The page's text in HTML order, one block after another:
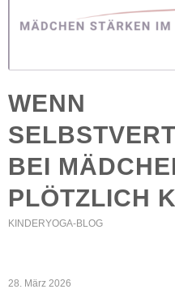
WENN
BEI
PLÖTZLICH
KINDERYOGA-BLOG
28. März 2026